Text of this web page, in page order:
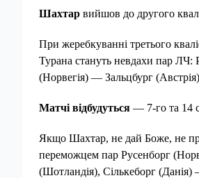
Шахтар вийшов до другого
При жеребкуванні третього
Турана стануть невдахи пар ЛЧ:
(Норвегія) — Зальцбург
Матчі відбудуться — 7-го та 14
Якщо Шахтар, не дай Боже, не
переможцем пар Русенборг
(Шотландія), Сількеборг